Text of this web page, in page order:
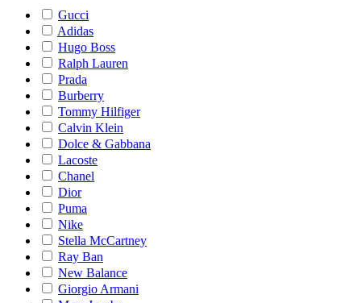
Gucci
Adidas
Hugo Boss
Ralph Lauren
Prada
Burberry
Tommy Hilfiger
Calvin Klein
Dolce & Gabbana
Lacoste
Chanel
Dior
Puma
Nike
Stella McCartney
Ray Ban
New Balance
Giorgio Armani